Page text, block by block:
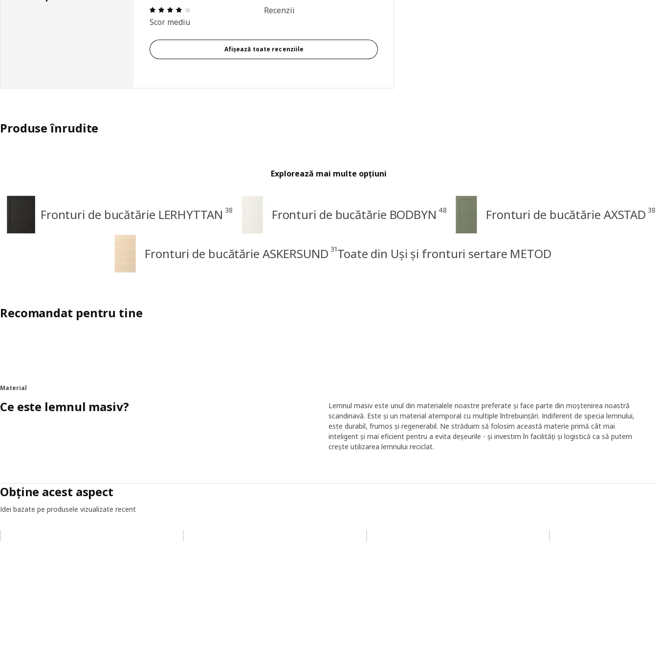
Prezentare generală: 4.1 din 5 stele Total recenzii: 51
Scor mediu
Recenzii
Afișează toate recenziile
Produse înrudite
Explorează mai multe opțiuni
Fronturi de bucătărie LERHYTTAN 38 Fronturi de bucătărie BODBYN 48 Fronturi de bucătărie AXSTAD 38
Fronturi de bucătărie ASKERSUND 31Toate din Uși și fronturi sertare METOD
Recomandat pentru tine
Material
Ce este lemnul masiv?
Lemnul masiv este unul din materialele noastre preferate și face parte din moștenirea noastră
scandinavă. Este și un material atemporal cu multiple întrebuințări. Indiferent de specia lemnului,
este durabil, frumos și regenerabil. Ne străduim să folosim această materie primă cât mai
inteligent și mai eficient pentru a evita deșeurile - și investim în facilități și logistică ca să putem
crește utilizarea lemnului reciclat.
Obține acest aspect
Idei bazate pe produsele vizualizate recent